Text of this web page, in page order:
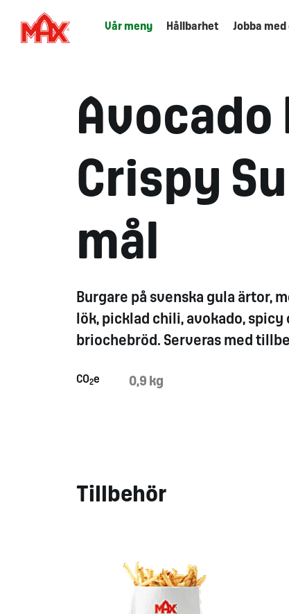
Vår meny Hållbarhet Jobba med
Avocado
Crispy
mål
Burgare på svenska gula ärtor,
lök, picklad chili, avokado,
briochebröd. Serveras med
CO2e 0,9 kg
Tillbehör